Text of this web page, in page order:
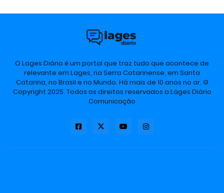
O Lages Diário é um portal que traz tudo que acontece de
relevante em Lages, na Serra Catarinense, em Santa
Catarina, no Brasil e no Mundo. Há mais de 10 anos no ar. ©
Copyright 2025. Todos os direitos reservados a Lages Diário
Comunicação